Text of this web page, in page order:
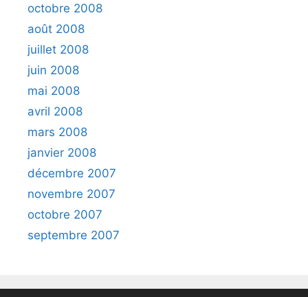
octobre 2008
août 2008
juillet 2008
juin 2008
mai 2008
avril 2008
mars 2008
janvier 2008
décembre 2007
novembre 2007
octobre 2007
septembre 2007